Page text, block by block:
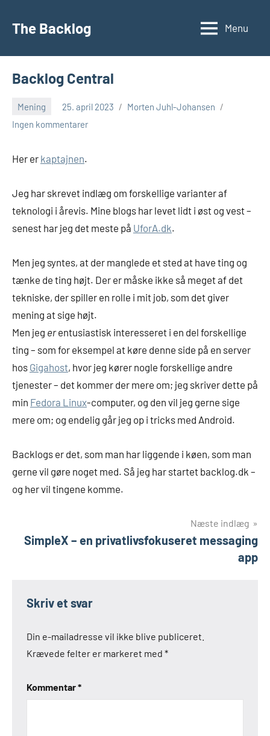
The Backlog Menu
Backlog Central
Mening 25. april 2023
Morten Juhl-Johansen
Ingen kommentarer
Her er kaptajnen.
Jeg har skrevet indlæg om forskellige varianter af
teknologi i årevis. Mine blogs har levet lidt i øst og vest –
senest har jeg det meste på UforA.dk.
Men jeg syntes, at der manglede et sted at have ting og
tænke de ting højt. Der er måske ikke så meget af det
tekniske, der spiller en rolle i mit job, som det giver
mening at sige højt.
Men jeg erentusiastisk interesseret i en del forskellige
ting – som for eksempel at køre denne side på en server
hos Gigahost, hvor jeg kører nogle forskellige andre
tjenester – det kommer der mere om; jeg skriver dette på
min Fedora Linux-computer, og den vil jeg gerne sige
mere om; og endelig går jeg op i tricks med Android.
Backlogs er det, som man har liggende i køen, som man
gerne vil gøre noget med. Så jeg har startet backlog.dk –
og her vil tingene komme.
Næste indlæg
SimpleX – en privatlivsfokuseret messaging
app
Skriv et svar
Din e-mailadresse vil ikke blive publiceret.
Krævede felter er markeret med *
Kommentar*